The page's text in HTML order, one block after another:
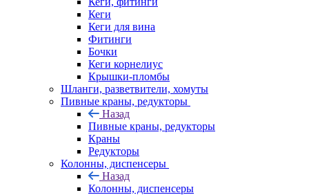
Кеги
Кеги для вина
Фитинги
Бочки
Кеги корнелиус
Крышки-пломбы
Шланги, разветвители, хомуты
Пивные краны, редукторы
Назад
Пивные краны, редукторы
Краны
Редукторы
Колонны, диспенсеры
Назад
Колонны, диспенсеры